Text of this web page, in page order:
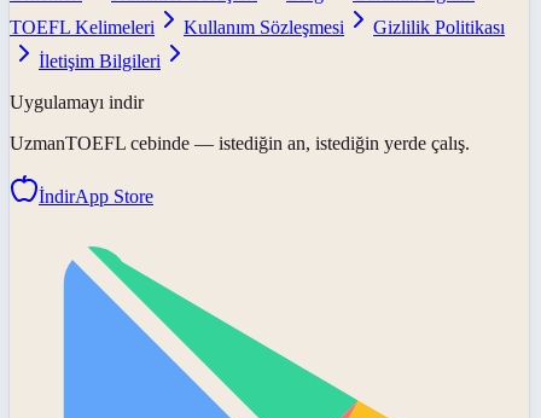
TOEFL Kelimeleri
Kullanım Sözleşmesi
Gizlilik Politikası
İletişim Bilgileri
Uygulamayı indir
UzmanTOEFL cebinde — istediğin an, istediğin yerde çalış.
İndirApp Store